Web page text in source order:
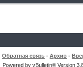
Обратная связь - Архив -
Powered by vBulletin® Version